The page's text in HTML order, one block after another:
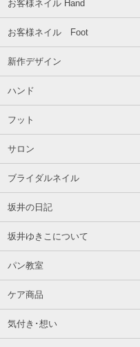
お客様ネイル Hand
お客様ネイル Foot
新作デザイン
ハンド
フット
サロン
ブライダルネイル
坂井の日記
坂井ゆきこについて
パン教室
ケア商品
気付き･想い